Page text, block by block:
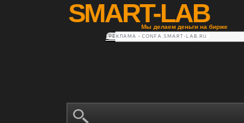
SMART-LAB
Мы делаем деньги на бирже
РЕКЛАМА • CONFA.SMART-LAB.RU